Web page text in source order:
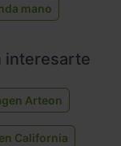
mano
interesarte
Arteon
California